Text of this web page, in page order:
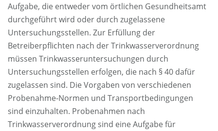
Aufgabe, die entweder vom örtlichen Gesundheitsamt
durchgeführt wird oder durch zugelassene
Untersuchungsstellen. Zur Erfüllung der
Betreiberpflichten nach der Trinkwasserverordnung
müssen Trinkwasseruntersuchungen durch
Untersuchungsstellen erfolgen, die nach § 40 dafür
zugelassen sind. Die Vorgaben von verschiedenen
Probenahme-Normen und Transportbedingungen
sind einzuhalten. Probenahmen nach
Trinkwasserverordnung sind eine Aufgabe für